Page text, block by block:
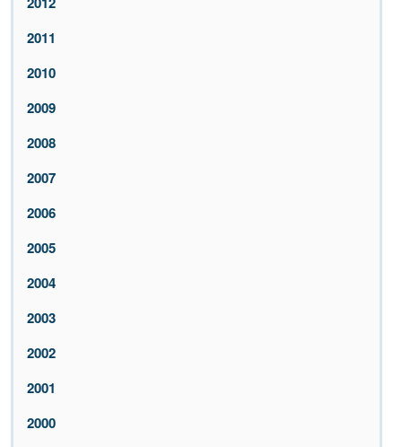
2011
2010
2009
2008
2007
2006
2005
2004
2003
2002
2001
2000